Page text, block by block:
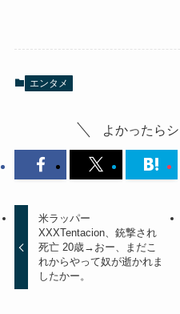
エンタメ
よかったら
米ラッパー
XXXTentacion、銃撃され
死亡 20歳→おー、まだこ
れからやって奴が逝かれま
したかー。